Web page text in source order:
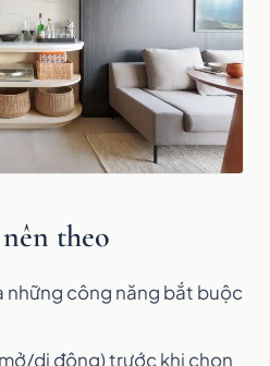
theo
những công năng bắt buộc
di động) trước khi chọn